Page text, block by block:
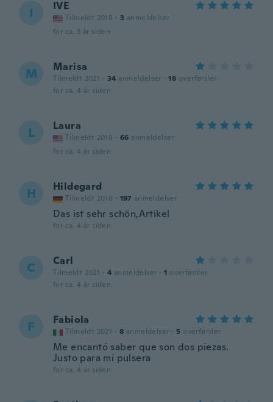
I IVE
Tilmeldt 2018 · 3 anmeldelser
for ca. 3 år siden
M Marisa
Tilmeldt 2021 · 34 anmeldelser · 18 overførsler
for ca. 4 år siden
L Laura
Tilmeldt 2018 · 66 anmeldelser
for ca. 4 år siden
H Hildegard
Tilmeldt 2016 · 197 anmeldelser
Das ist sehr schön,Artikel
for ca. 4 år siden
C Carl
Tilmeldt 2021 · 4 anmeldelser · 1 overførsler
for ca. 4 år siden
F Fabiola
Tilmeldt 2021 · 8 anmeldelser · 5 overførsler
Me encantó saber que son dos piezas.
Justo para mí pulsera
for ca. 4 år siden